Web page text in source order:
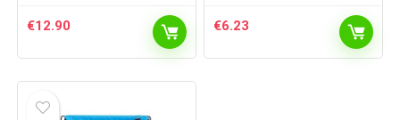
€12.90 €6.23